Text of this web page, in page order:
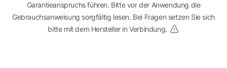
Garantieanspruchs führen. Bitte vor der Anwendung die
Gebrauchsanweisung sorgfältig lesen. Bei Fragen setzen Sie sich
bitte mit dem Hersteller in Verbindung.